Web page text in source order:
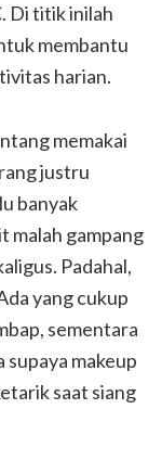
Di titik inilah
membantu
harian.
memakai
justru
banyak
malah gampang
Padahal,
yang cukup
sementara
makeup
saat siang